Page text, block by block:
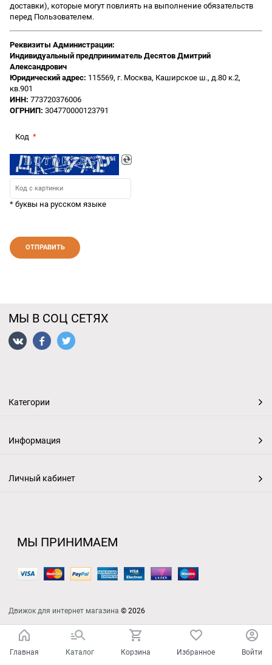
доставки), которые могут повлиять на выполнение обязательств
перед Пользователем.
Реквизиты Администрации:
Индивидуальный предприниматель Десятов Дмитрий
Александрович
Юридический адрес: 115569, г. Москва, Каширское ш., д.80 к.2,
кв.901
ИНН: 773720376006
ОГРНИП: 304770000123791
Код
* буквы на русском языке
МЫ В СОЦ СЕТЯХ
Категории
Информация
Личный кабинет
МЫ ПРИНИМАЕМ
Движок для интернет магазина © 2026
Главная Каталог Корзина Избранное Войти